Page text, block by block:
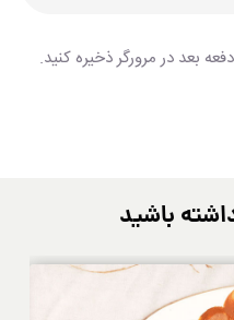
بعد در مرورگر ذخیره کنید.
باشید